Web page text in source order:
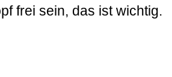
frei sein, das ist wichtig.